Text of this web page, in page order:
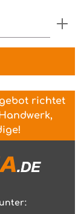
Wert
richtet